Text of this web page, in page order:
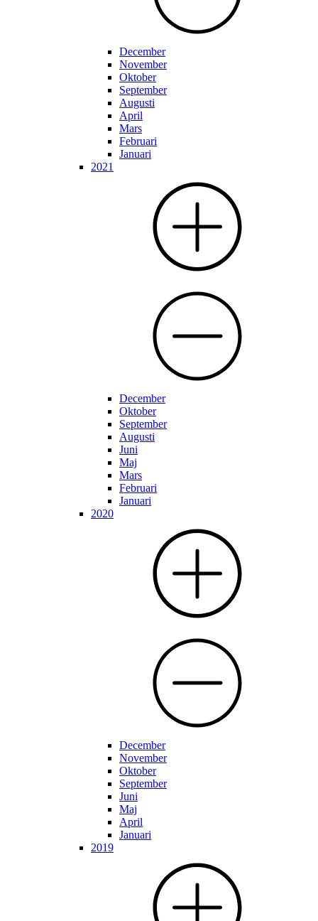
December
November
Oktober
September
Augusti
April
Mars
Februari
Januari
2021
December
Oktober
September
Augusti
Juni
Maj
Mars
Februari
Januari
2020
December
November
Oktober
September
Juni
Maj
April
Januari
2019